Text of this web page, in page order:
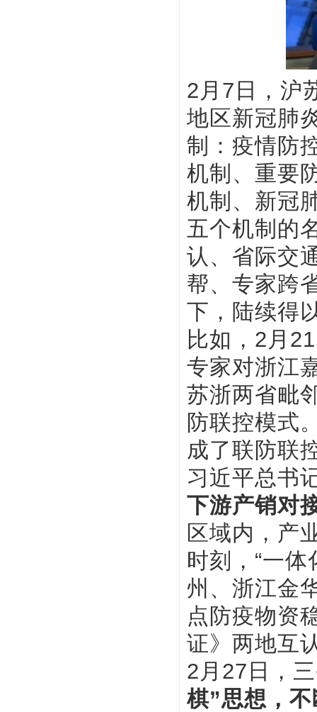
2月7日，沪
地区新冠肺
制：疫情防
机制、重要
机制、新冠
五个机制的
认、省际交
帮、专家跨
下，陆续得
比如，2月
专家对浙江
苏浙两省毗
防联控模式
成了联防联
习近平总书
下游产销对
区域内，产
时刻，“一
州、浙江金
点防疫物资
证》两地互
2月27日，
棋”思想，